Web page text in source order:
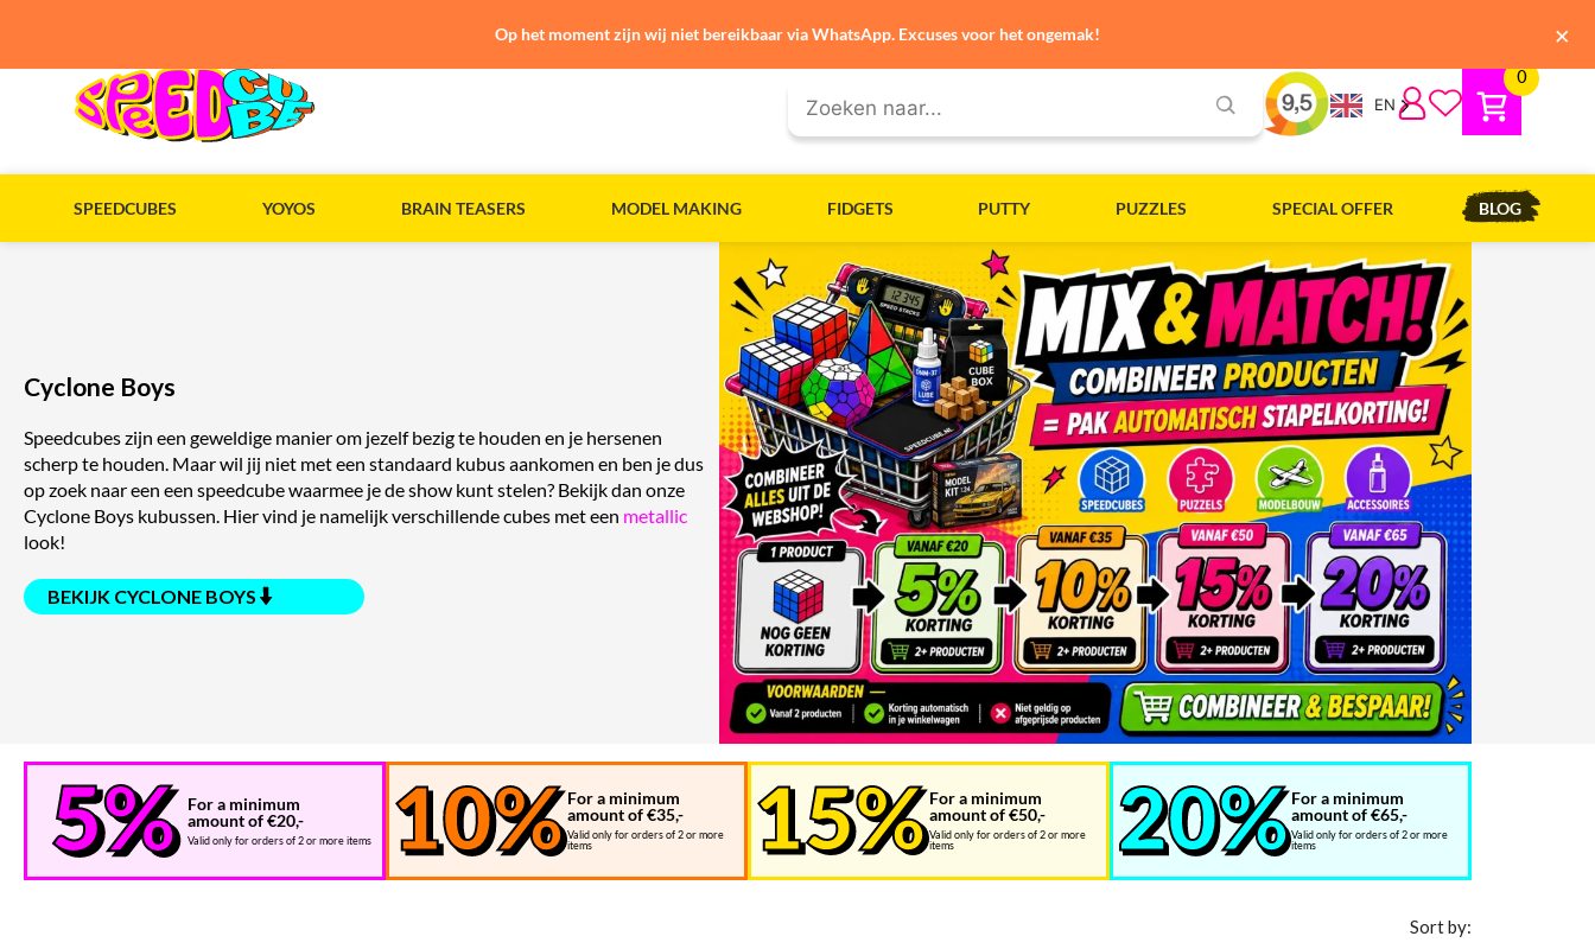
EN
0
SPEEDCUBES YOYOS BRAIN TEASERS MODEL MAKING FIDGETS PUTTY PUZZLES SPECIAL OFFER BLOG
Cyclone Boys
Speedcubes zijn een geweldige manier om jezelf bezig te houden en je hersenen
scherp te houden. Maar wil jij niet met een standaard kubus aankomen en ben je dus
op zoek naar een een speedcube waarmee je de show kunt stelen? Bekijk dan onze
Cyclone Boys kubussen. Hier vind je namelijk verschillende cubes met een metallic
look!
BEKIJK CYCLONE BOYS
For a minimum
amount of €20,-
Valid only for orders of 2 or more items
For a minimum
amount of €35,-
Valid only for orders of 2 or more
items
For a minimum
amount of €50,-
Valid only for orders of 2 or more
items
For a minimum
amount of €65,-
Valid only for orders of 2 or more
items
Sort by:
Op het moment zijn wij niet bereikbaar via WhatsApp. Excuses voor het ongemak! ×